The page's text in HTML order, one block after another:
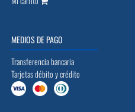
MEDIOS DE PAGO
Transferencia bancaria
Tarjetas débito y crédito